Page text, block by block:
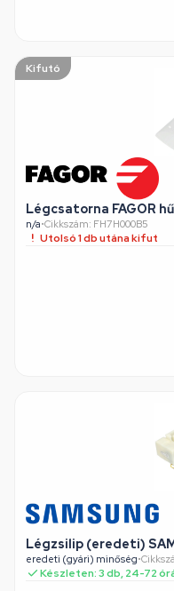
Kifutó
Légcsatorna FAGOR
n/a•Cikkszám: FH7H000B5
Utolsó 1 db utána kifut
Légzsilip (eredeti)
eredeti (gyári) minőség•
Készleten: 3 db, 24-72